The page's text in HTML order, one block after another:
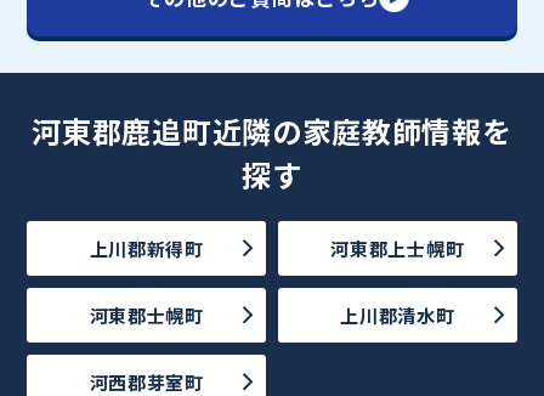
河東郡鹿追町近隣の家庭教師情報を
探す
上川郡新得町 河東郡上士幌町
河東郡士幌町 上川郡清水町
河西郡芽室町